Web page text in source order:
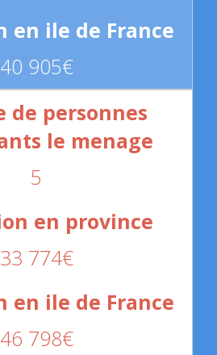
40 905€
5
33 774€
46 798€